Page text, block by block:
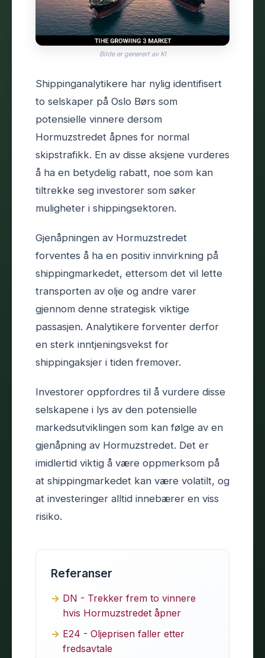
Bilde er generert av KI
Shippinganalytikere har nylig identifisert
to selskaper på Oslo Børs som
potensielle vinnere dersom
Hormuzstredet åpnes for normal
skipstrafikk. En av disse aksjene vurderes
å ha en betydelig rabatt, noe som kan
tiltrekke seg investorer som søker
muligheter i shippingsektoren.
Gjenåpningen av Hormuzstredet
forventes å ha en positiv innvirkning på
shippingmarkedet, ettersom det vil lette
transporten av olje og andre varer
gjennom denne strategisk viktige
passasjen. Analytikere forventer derfor
en sterk inntjeningsvekst for
shippingaksjer i tiden fremover.
Investorer oppfordres til å vurdere disse
selskapene i lys av den potensielle
markedsutviklingen som kan følge av en
gjenåpning av Hormuzstredet. Det er
imidlertid viktig å være oppmerksom på
at shippingmarkedet kan være volatilt, og
at investeringer alltid innebærer en viss
risiko.
Referanser
DN - Trekker frem to vinnere
hvis Hormuzstredet åpner
E24 - Oljeprisen faller etter
fredsavtale